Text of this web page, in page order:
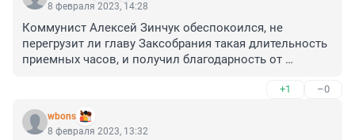
8 февраля 2023, 14:28
Коммунист Алексей Зинчук обеспокоился, не
перегрузит ли главу Заксобрания такая длительность
приемных часов, и получил благодарность от
Каждый третий понедельник мая...
С 12:00 до 20:00...
+1 –0
wbons
8 февраля 2023, 13:32